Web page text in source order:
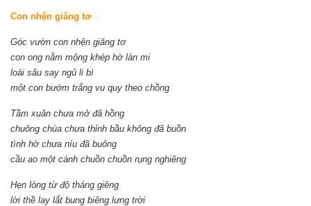
Con nhện giăng tơ
Góc vườn con nhện giăng tơ
con ong nằm mộng khép hờ làn mi
loài sâu say ngủ li bì
một con bướm trắng vu quy theo chồng
Tầm xuân chưa mở đã hồng
chuông chùa chưa thỉnh bầu không đã buồn
tình hờ chưa níu đã buông
cầu ao một cánh chuồn chuồn rụng nghiêng
Hẹn lòng từ độ tháng giêng
lời thề lay lắt bung biêng lưng trời